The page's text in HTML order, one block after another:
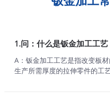
1.问：什么是钣金加工工艺
A：钣金加工工艺是指改变板
生产所需厚度的拉伸零件的工艺